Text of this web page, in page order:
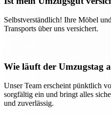
Selbstverständlich! Ihre Möbel
Transports über uns versichert.
Wie läuft der Umzugstag
Unser Team erscheint pünktlich
sorgfältig ein und bringt alles
und zuverlässig.